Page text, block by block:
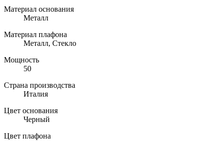
Материал основания
Металл
Материал плафона
Металл, Стекло
Мощность
50
Страна производства
Италия
Цвет основания
Черный
Цвет плафона